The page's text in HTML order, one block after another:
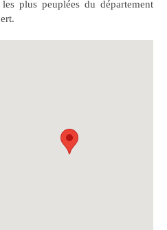
plus peuplées du département